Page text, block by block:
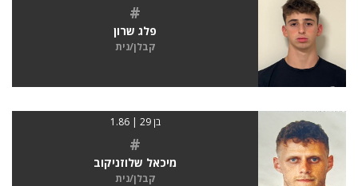
#
פלג שרון
קבלן/נית
בן 29 | 1.86
#
מיכאל שלוזניקוב
קבלן/נית